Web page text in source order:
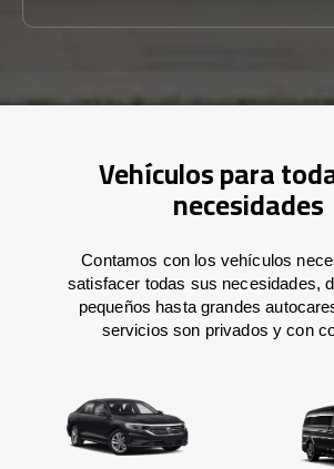
Vehículos para
necesidades
Contamos con los vehículos
satisfacer todas sus necesidades,
pequeños hasta grandes
servicios son privados y con